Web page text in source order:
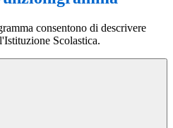
consentono di descrivere
Scolastica.